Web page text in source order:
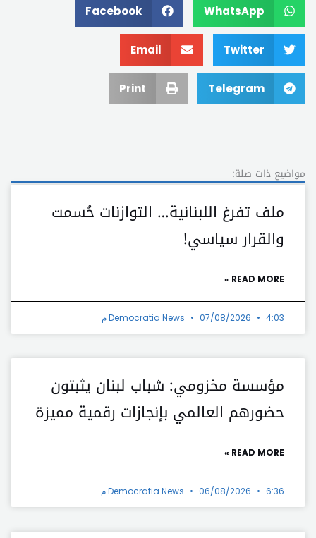
WhatsApp
Facebook
Twitter
Email
Telegram
Print
مواضيع ذات صلة:
ملف تفرغ اللبنانية… التوازنات حُسمت
والقرار سياسي!
READ MORE »
Democratia News 07/08/2026 4:03 م
مؤسسة مخزومي: شباب لبنان يثبتون
حضورهم العالمي بإنجازات رقمية مميزة
READ MORE »
Democratia News 06/08/2026 6:36 م